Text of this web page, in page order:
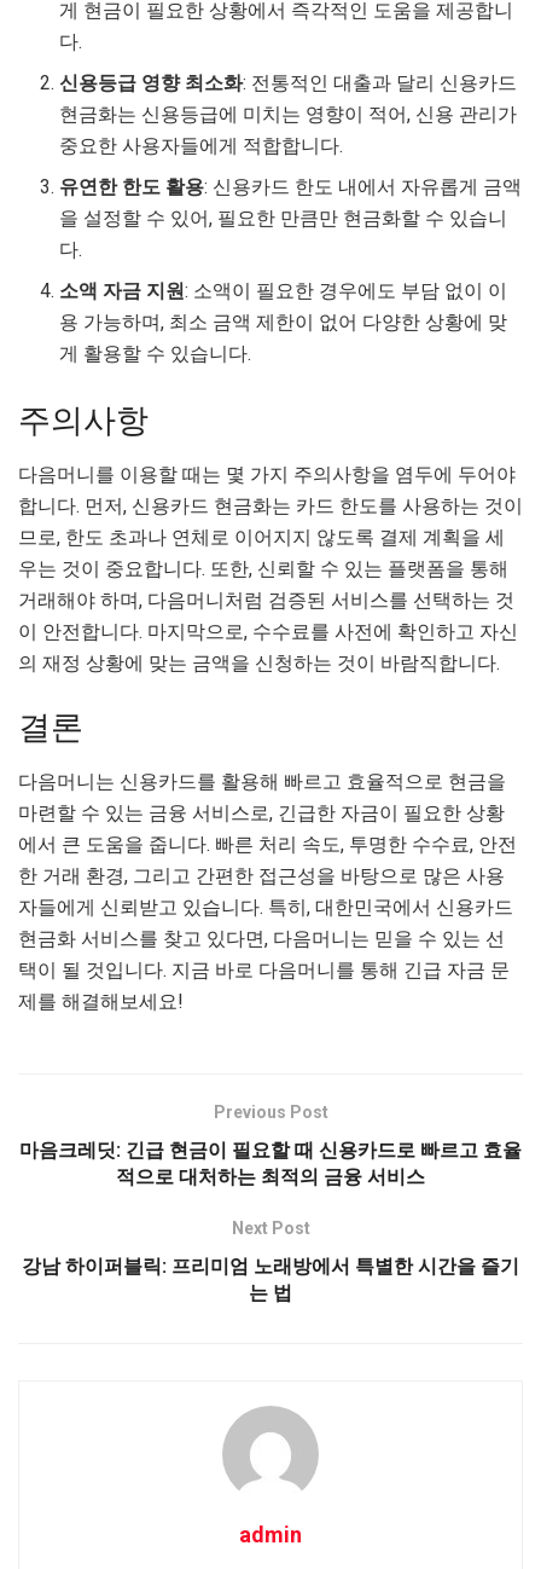
게 현금이 필요한 상황에서 즉각적인 도움을 제공합니
다.
신용등급 영향 최소화: 전통적인 대출과 달리 신용카드
현금화는 신용등급에 미치는 영향이 적어, 신용 관리가
중요한 사용자들에게 적합합니다.
유연한 한도 활용: 신용카드 한도 내에서 자유롭게 금액
을 설정할 수 있어, 필요한 만큼만 현금화할 수 있습니
다.
소액 자금 지원: 소액이 필요한 경우에도 부담 없이 이
용 가능하며, 최소 금액 제한이 없어 다양한 상황에 맞
게 활용할 수 있습니다.
주의사항
다음머니를 이용할 때는 몇 가지 주의사항을 염두에 두어야
합니다. 먼저, 신용카드 현금화는 카드 한도를 사용하는 것이
므로, 한도 초과나 연체로 이어지지 않도록 결제 계획을 세
우는 것이 중요합니다. 또한, 신뢰할 수 있는 플랫폼을 통해
거래해야 하며, 다음머니처럼 검증된 서비스를 선택하는 것
이 안전합니다. 마지막으로, 수수료를 사전에 확인하고 자신
의 재정 상황에 맞는 금액을 신청하는 것이 바람직합니다.
결론
다음머니는 신용카드를 활용해 빠르고 효율적으로 현금을
마련할 수 있는 금융 서비스로, 긴급한 자금이 필요한 상황
에서 큰 도움을 줍니다. 빠른 처리 속도, 투명한 수수료, 안전
한 거래 환경, 그리고 간편한 접근성을 바탕으로 많은 사용
자들에게 신뢰받고 있습니다. 특히, 대한민국에서 신용카드
현금화 서비스를 찾고 있다면, 다음머니는 믿을 수 있는 선
택이 될 것입니다. 지금 바로 다음머니를 통해 긴급 자금 문
제를 해결해보세요!
Previous Post
마음크레딧: 긴급 현금이 필요할 때 신용카드로 빠르고 효율
적으로 대처하는 최적의 금융 서비스
Next Post
강남 하이퍼블릭: 프리미엄 노래방에서 특별한 시간을 즐기
는 법
admin